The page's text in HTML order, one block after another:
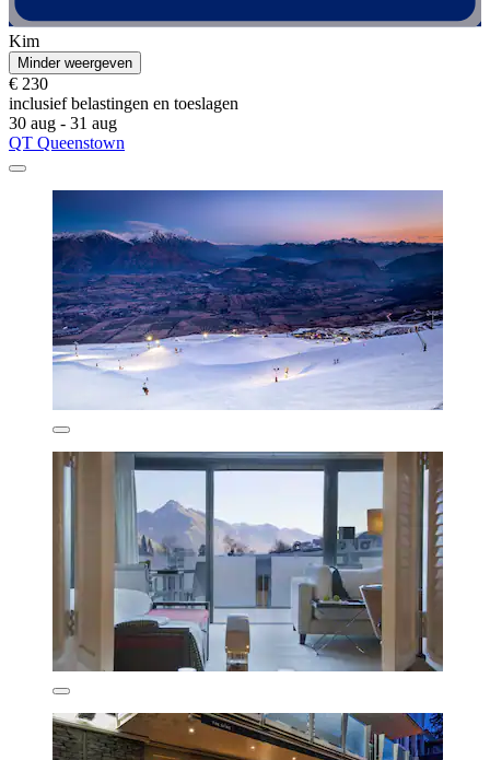
Kim
Minder weergeven
€ 230
inclusief belastingen en toeslagen
30 aug - 31 aug
QT Queenstown